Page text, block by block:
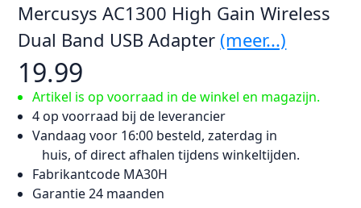
Mercusys AC1300 High Gain Wireless
Dual Band USB Adapter(meer...)
19.99
Artikel is op voorraad in de winkel en magazijn.
4 op voorraad bij de leverancier
Vandaag voor 16:00 besteld, zaterdag in
huis, of direct afhalen tijdens winkeltijden.
Fabrikantcode MA30H
Garantie 24 maanden